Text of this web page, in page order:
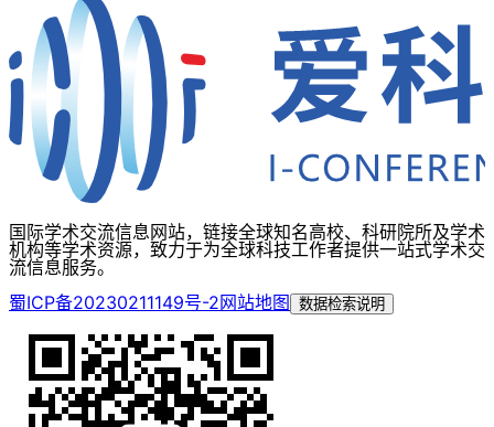
国际学术交流信息网站，链接全球知名高校、科研院所及学术
机构等学术资源，致力于为全球科技工作者提供一站式学术交
流信息服务。
蜀ICP备20230211149号-2网站地图 数据检索说明